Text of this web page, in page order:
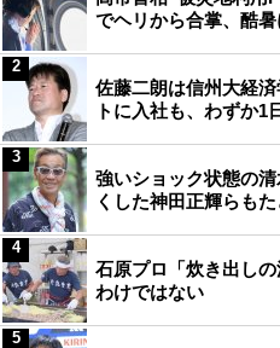
でヘリから合掌、酷
佐藤二朗は信州大経
トに入社も、わずか1
2
強いショック状態の
くした神田正輝らも
3
石原プロ「炊き出し
わけではない
4
5